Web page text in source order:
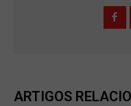
ARTIGOS